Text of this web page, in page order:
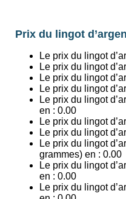
Prix du lingot
Le prix du lingot
Le prix du lingot
Le prix du lingot
Le prix du lingot
Le prix du lingot
en : 0.00
Le prix du lingot
Le prix du lingot
Le prix du lingot
grammes) en : 0.00
Le prix du lingot
en : 0.00
Le prix du lingot